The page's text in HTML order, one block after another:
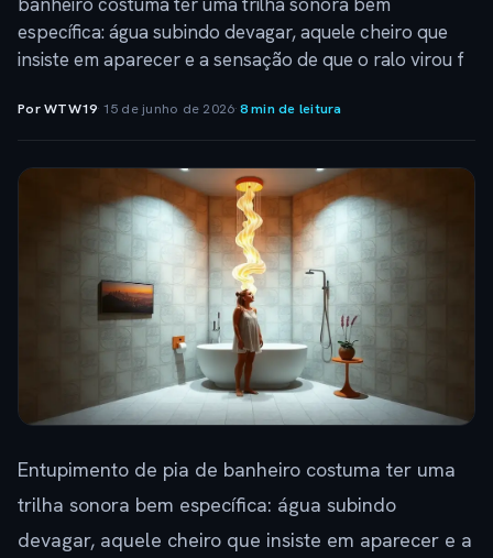
específica: água subindo devagar, aquele cheiro que
insiste em aparecer e a sensação de que o ralo virou f
Por WTW19· 15 de junho de 2026·8 min de leitura
Entupimento de pia de banheiro costuma ter uma
trilha sonora bem específica: água subindo
devagar, aquele cheiro que insiste em aparecer e a